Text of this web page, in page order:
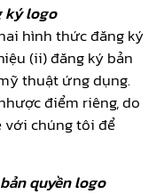
ký logo
hình thức đăng ký
(ii) đăng ký bản
thuật ứng dụng.
điểm riêng, do
với chúng tôi để
quyền logo